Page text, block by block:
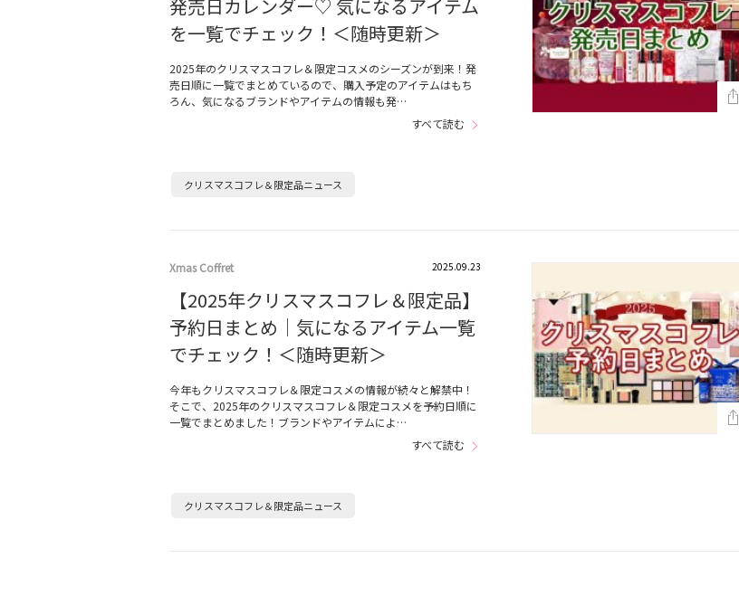
発売日カレンダー♡ 気になるアイテム
を一覧でチェック！＜随時更新＞
2025年のクリスマスコフレ＆限定コスメのシーズンが到来！発
売日順に一覧でまとめているので、購入予定のアイテムはもち
ろん、気になるブランドやアイテムの情報も発…
すべて読む
クリスマスコフレ＆限定品ニュース
Xmas Coffret 2025.09.23
【2025年クリスマスコフレ＆限定品】
予約日まとめ｜気になるアイテム一覧
でチェック！＜随時更新＞
今年もクリスマスコフレ＆限定コスメの情報が続々と解禁中！
そこで、2025年のクリスマスコフレ＆限定コスメを予約日順に
一覧でまとめました！ブランドやアイテムによ…
すべて読む
クリスマスコフレ＆限定品ニュース